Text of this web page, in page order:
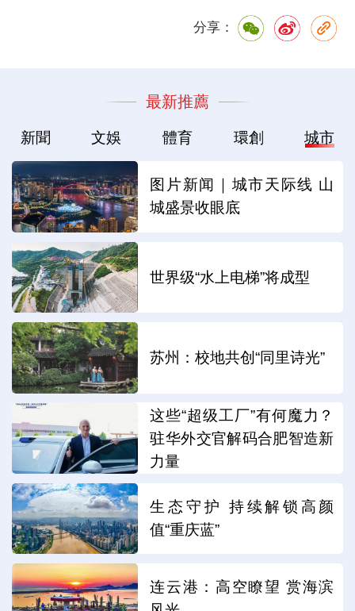
分享：
最新推薦
新聞 文娛 體育 環創 城市
图片新闻｜城市天际线 山
城盛景收眼底
世界级“水上电梯”将成型
苏州：校地共创“同里诗光”
这些“超级工厂”有何魔力？
驻华外交官解码合肥智造新
力量
生态守护 持续解锁高颜
值“重庆蓝”
连云港：高空瞭望 赏海滨